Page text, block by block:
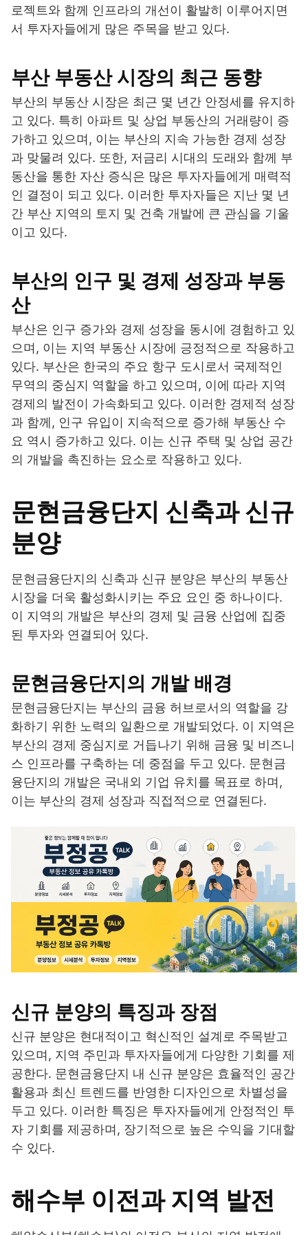
로젝트와 함께 인프라의 개선이 활발히 이루어지면
서 투자자들에게 많은 주목을 받고 있다.
부산 부동산 시장의 최근 동향
부산의 부동산 시장은 최근 몇 년간 안정세를 유지하
고 있다. 특히 아파트 및 상업 부동산의 거래량이 증
가하고 있으며, 이는 부산의 지속 가능한 경제 성장
과 맞물려 있다. 또한, 저금리 시대의 도래와 함께 부
동산을 통한 자산 증식은 많은 투자자들에게 매력적
인 결정이 되고 있다. 이러한 투자자들은 지난 몇 년
간 부산 지역의 토지 및 건축 개발에 큰 관심을 기울
이고 있다.
부산의 인구 및 경제 성장과 부동
산
부산은 인구 증가와 경제 성장을 동시에 경험하고 있
으며, 이는 지역 부동산 시장에 긍정적으로 작용하고
있다. 부산은 한국의 주요 항구 도시로서 국제적인
무역의 중심지 역할을 하고 있으며, 이에 따라 지역
경제의 발전이 가속화되고 있다. 이러한 경제적 성장
과 함께, 인구 유입이 지속적으로 증가해 부동산 수
요 역시 증가하고 있다. 이는 신규 주택 및 상업 공간
의 개발을 촉진하는 요소로 작용하고 있다.
문현금융단지 신축과 신규
분양
문현금융단지의 신축과 신규 분양은 부산의 부동산
시장을 더욱 활성화시키는 주요 요인 중 하나이다.
이 지역의 개발은 부산의 경제 및 금융 산업에 집중
된 투자와 연결되어 있다.
문현금융단지의 개발 배경
문현금융단지는 부산의 금융 허브로서의 역할을 강
화하기 위한 노력의 일환으로 개발되었다. 이 지역은
부산의 경제 중심지로 거듭나기 위해 금융 및 비즈니
스 인프라를 구축하는 데 중점을 두고 있다. 문현금
융단지의 개발은 국내외 기업 유치를 목표로 하며,
이는 부산의 경제 성장과 직접적으로 연결된다.
신규 분양의 특징과 장점
신규 분양은 현대적이고 혁신적인 설계로 주목받고
있으며, 지역 주민과 투자자들에게 다양한 기회를 제
공한다. 문현금융단지 내 신규 분양은 효율적인 공간
활용과 최신 트렌드를 반영한 디자인으로 차별성을
두고 있다. 이러한 특징은 투자자들에게 안정적인 투
자 기회를 제공하며, 장기적으로 높은 수익을 기대할
수 있다.
해수부 이전과 지역 발전